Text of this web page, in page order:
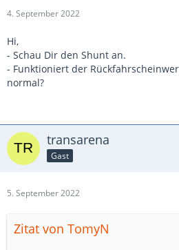
4. September 2022
Hi,
- Schau Dir den Shunt an.
- Funktioniert der
normal?
transarena
Gast
5. September 2022
Zitat von TomyN